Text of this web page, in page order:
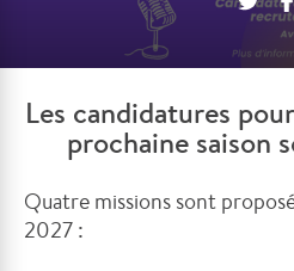
Les candidatures
prochaine saison
Quatre missions sont
2027 :